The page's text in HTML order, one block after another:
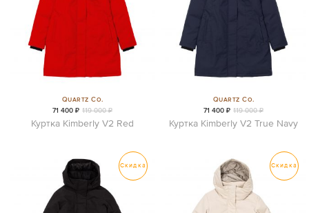
Quartz Co.
71 400 ₽ 119 000 ₽
Куртка Kimberly V2 Red
Quartz Co.
71 400 ₽ 119 000 ₽
Куртка Kimberly V2 True Navy
Скидка Скидка